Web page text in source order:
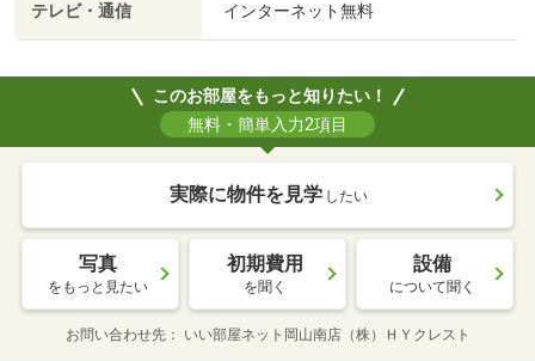
テレビ・通信 インターネット無料
このお部屋をもっと知りたい！
無料・簡単入力2項目
実際に物件を見学 したい
写真
をもっと見たい
初期費用
を聞く
設備
について聞く
お問い合わせ先 いい部屋ネット岡山南店（株）ＨＹクレスト